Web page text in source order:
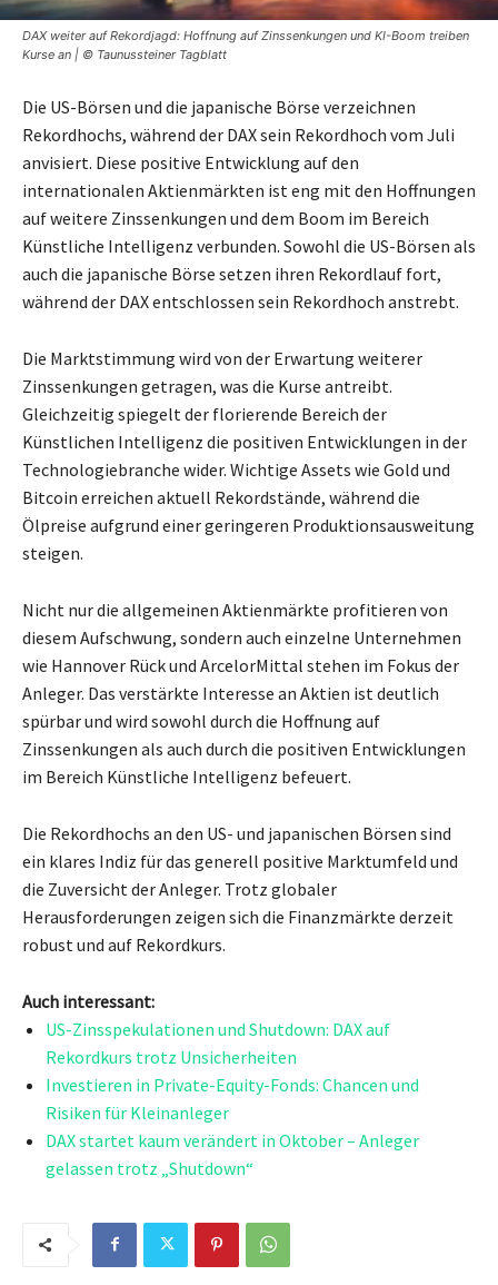
DAX weiter auf Rekordjagd: Hoffnung auf Zinssenkungen und KI-Boom treiben
Kurse an | © Taunussteiner Tagblatt
Die US-Börsen und die japanische Börse verzeichnen
Rekordhochs, während der DAX sein Rekordhoch vom Juli
anvisiert. Diese positive Entwicklung auf den
internationalen Aktienmärkten ist eng mit den Hoffnungen
auf weitere Zinssenkungen und dem Boom im Bereich
Künstliche Intelligenz verbunden. Sowohl die US-Börsen als
auch die japanische Börse setzen ihren Rekordlauf fort,
während der DAX entschlossen sein Rekordhoch anstrebt.
Die Marktstimmung wird von der Erwartung weiterer
Zinssenkungen getragen, was die Kurse antreibt.
Gleichzeitig spiegelt der florierende Bereich der
Künstlichen Intelligenz die positiven Entwicklungen in der
Technologiebranche wider. Wichtige Assets wie Gold und
Bitcoin erreichen aktuell Rekordstände, während die
Ölpreise aufgrund einer geringeren Produktionsausweitung
steigen.
Nicht nur die allgemeinen Aktienmärkte profitieren von
diesem Aufschwung, sondern auch einzelne Unternehmen
wie Hannover Rück und ArcelorMittal stehen im Fokus der
Anleger. Das verstärkte Interesse an Aktien ist deutlich
spürbar und wird sowohl durch die Hoffnung auf
Zinssenkungen als auch durch die positiven Entwicklungen
im Bereich Künstliche Intelligenz befeuert.
Die Rekordhochs an den US- und japanischen Börsen sind
ein klares Indiz für das generell positive Marktumfeld und
die Zuversicht der Anleger. Trotz globaler
Herausforderungen zeigen sich die Finanzmärkte derzeit
robust und auf Rekordkurs.
Auch interessant:
US-Zinsspekulationen und Shutdown: DAX auf
Rekordkurs trotz Unsicherheiten
Investieren in Private-Equity-Fonds: Chancen und
Risiken für Kleinanleger
DAX startet kaum verändert in Oktober – Anleger
gelassen trotz „Shutdown“